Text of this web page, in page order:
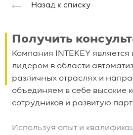
Назад к списку
Получить
Компания INTEKEY
лидером в области
различных отраслях и
объединяем в себе высокие
сотрудников и развитую
Используя опыт и